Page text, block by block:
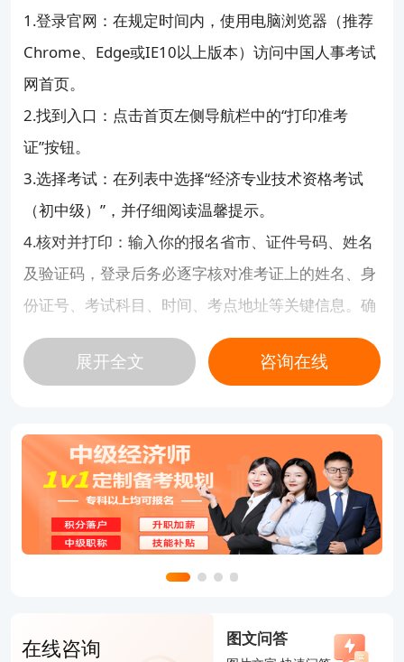
1.登录官网：在规定时间内，使用电脑浏览器（推荐
Chrome、Edge或IE10以上版本）访问中国人事考试
网首页。
2.找到入口：点击首页左侧导航栏中的“打印准考
证”按钮。
3.选择考试：在列表中选择“经济专业技术资格考试
（初中级）”，并仔细阅读温馨提示。
4.核对并打印：输入你的报名省市、证件号码、姓名
及验证码，登录后务必逐字核对准考证上的姓名、身
份证号、考试科目、时间、考点地址等关键信息。确
认无误后，点击下载并使用A4纸打印。建议直接选
择“另存为PDF”，保存电子版至手机和邮箱，以备不
二、中级经济师准考证需要打印彩色的吗？
不需要彩色打印，黑白打印完全有效。官方对颜色没
有强制要求，但必须保证打印出的内容（尤其是照
片、姓名、条形码）清晰可辨，不能有模糊、歪斜或
缺失的情况。除了颜色，还有几点需要特别留意：
1.纸张与备份：务必使用标准A4纸打印，黑白或彩色
不同地方（如文件袋、背包夹层），以防丢失或污
展开全文 咨询在线
在线咨询 图文问答